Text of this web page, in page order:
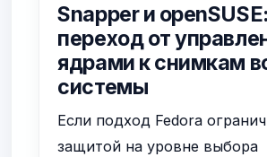
Snapper и openSUSE:
переход от
ядрами к снимкам
системы
Если подход Fedora
защитой на уровне выбора